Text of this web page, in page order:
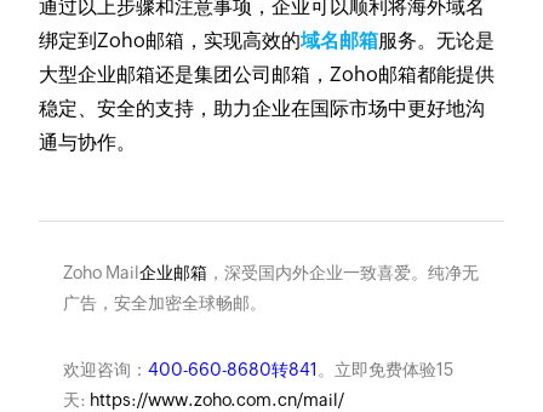
通过以上步骤和注意事项，企业可以顺利将海外域名
绑定到Zoho邮箱，实现高效的域名邮箱服务。无论是
大型企业邮箱还是集团公司邮箱，Zoho邮箱都能提供
稳定、安全的支持，助力企业在国际市场中更好地沟
通与协作。
Zoho Mail企业邮箱，深受国内外企业一致喜爱。纯净无
广告，安全加密全球畅邮。
欢迎咨询： 400-660-8680转841 。立即免费体验15
天: https://www.zoho.com.cn/mail/